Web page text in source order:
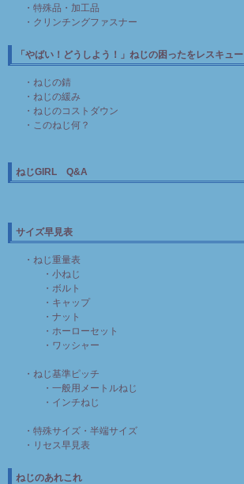
・特殊品・加工品
・クリンチングファスナー
「やばい！どうしよう！」ねじの困ったをレスキュー
・ねじの錆
・ねじの緩み
・ねじのコストダウン
・このねじ何？
ねじGIRL Q&A
サイズ早見表
・ねじ重量表
・小ねじ
・ボルト
・キャップ
・ナット
・ホーローセット
・ワッシャー
・ねじ基準ピッチ
・一般用メートルねじ
・インチねじ
・特殊サイズ・半端サイズ
・リセス早見表
ねじのあれこれ